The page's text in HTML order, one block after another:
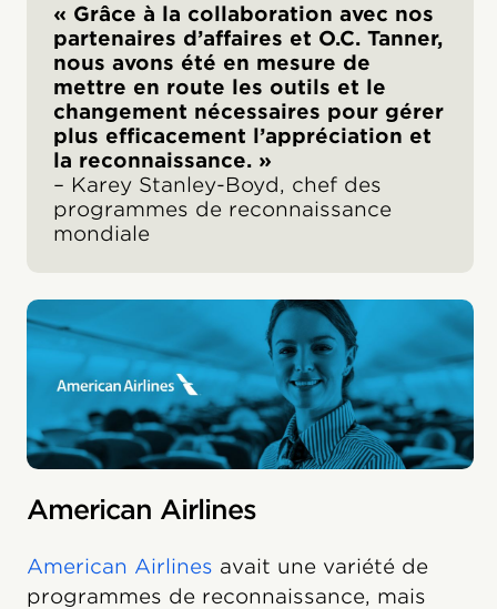
« Grâce à la collaboration avec nos
partenaires d’affaires et O.C. Tanner,
nous avons été en mesure de
mettre en route les outils et le
changement nécessaires pour gérer
plus efficacement l’appréciation et
la reconnaissance. »
– Karey Stanley-Boyd, chef des
programmes de reconnaissance
mondiale
American Airlines
American Airlines avait une variété de
programmes de reconnaissance, mais